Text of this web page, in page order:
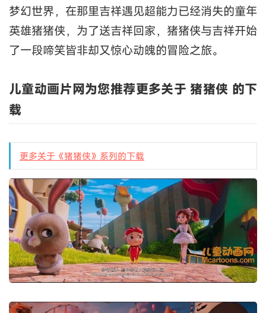
梦幻世界，在那里吉祥遇见超能力已经消失的童年
英雄猪猪侠，为了送吉祥回家，猪猪侠与吉祥开始
了一段啼笑皆非却又惊心动魄的冒险之旅。
儿童动画片网为您推荐更多关于 猪猪侠 的下
载
更多关于《猪猪侠》系列的下载